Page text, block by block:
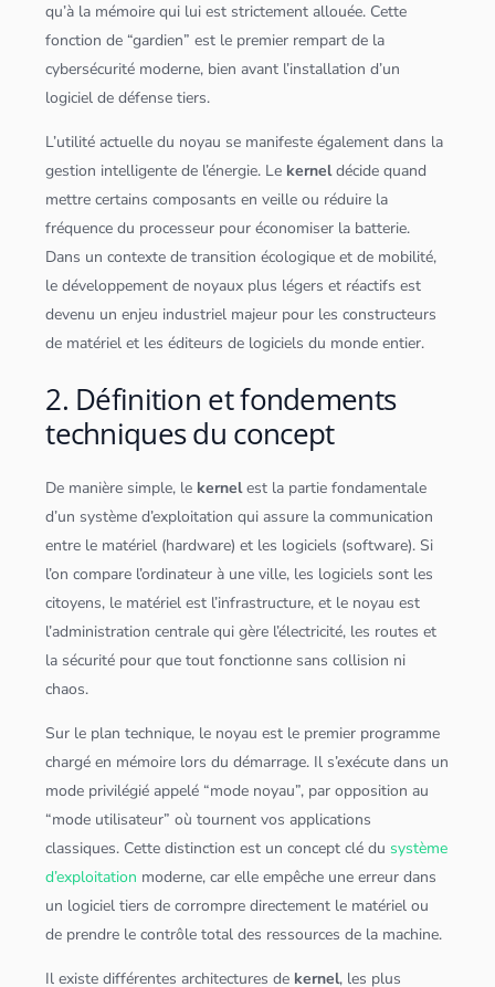
qu’à la mémoire qui lui est strictement allouée. Cette
fonction de “gardien” est le premier rempart de la
cybersécurité moderne, bien avant l’installation d’un
logiciel de défense tiers.
L’utilité actuelle du noyau se manifeste également dans la
gestion intelligente de l’énergie. Le kerneldécide quand
mettre certains composants en veille ou réduire la
fréquence du processeur pour économiser la batterie.
Dans un contexte de transition écologique et de mobilité,
le développement de noyaux plus légers et réactifs est
devenu un enjeu industriel majeur pour les constructeurs
de matériel et les éditeurs de logiciels du monde entier.
2. Définition et fondements
techniques du concept
De manière simple, le kernelest la partie fondamentale
d’un système d’exploitation qui assure la communication
entre le matériel (hardware) et les logiciels (software). Si
l’on compare l’ordinateur à une ville, les logiciels sont les
citoyens, le matériel est l’infrastructure, et le noyau est
l’administration centrale qui gère l’électricité, les routes et
la sécurité pour que tout fonctionne sans collision ni
chaos.
Sur le plan technique, le noyau est le premier programme
chargé en mémoire lors du démarrage. Il s’exécute dans un
mode privilégié appelé “mode noyau”, par opposition au
“mode utilisateur” où tournent vosapplications
classiques. Cette distinction est un concept clé dusystème
d’exploitation moderne, car elle empêche une erreur dans
un logiciel tiers de corrompre directement le matériel ou
de prendre le contrôle total des ressources de la machine.
Il existe différentes architectures de kernel, les plus